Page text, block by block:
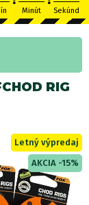
Minút Sekúnd
RIG
Letný výpredaj
AKCIA -15%